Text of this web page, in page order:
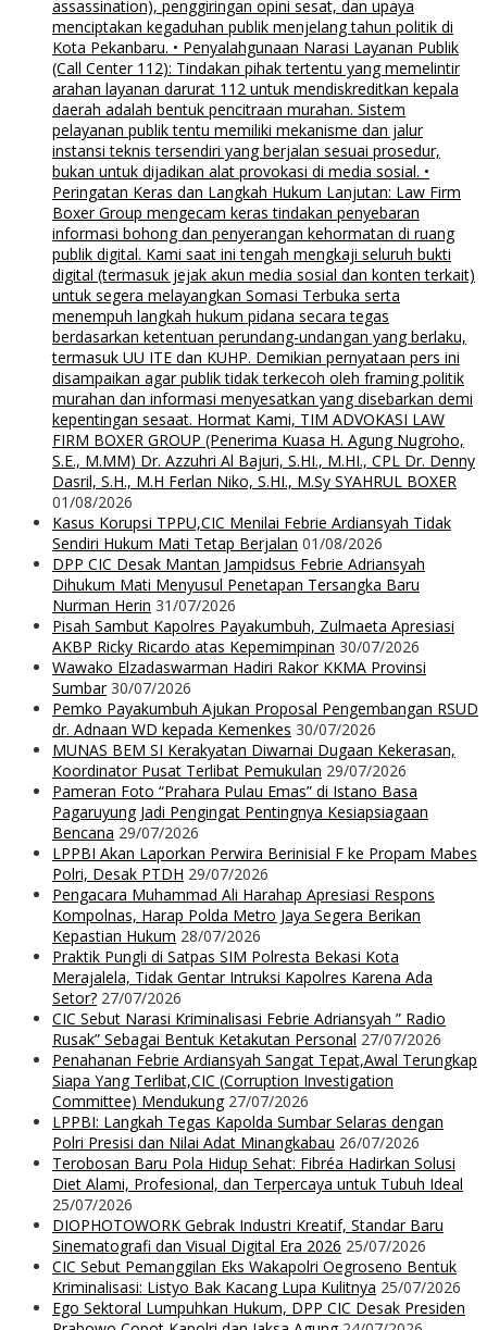
assassination), penggiringan opini sesat, dan upaya
menciptakan kegaduhan publik menjelang tahun politik di
Kota Pekanbaru. • Penyalahgunaan Narasi Layanan Publik
(Call Center 112): Tindakan pihak tertentu yang memelintir
arahan layanan darurat 112 untuk mendiskreditkan kepala
daerah adalah bentuk pencitraan murahan. Sistem
pelayanan publik tentu memiliki mekanisme dan jalur
instansi teknis tersendiri yang berjalan sesuai prosedur,
bukan untuk dijadikan alat provokasi di media sosial. •
Peringatan Keras dan Langkah Hukum Lanjutan: Law Firm
Boxer Group mengecam keras tindakan penyebaran
informasi bohong dan penyerangan kehormatan di ruang
publik digital. Kami saat ini tengah mengkaji seluruh bukti
digital (termasuk jejak akun media sosial dan konten terkait)
untuk segera melayangkan Somasi Terbuka serta
menempuh langkah hukum pidana secara tegas
berdasarkan ketentuan perundang-undangan yang berlaku,
termasuk UU ITE dan KUHP. Demikian pernyataan pers ini
disampaikan agar publik tidak terkecoh oleh framing politik
murahan dan informasi menyesatkan yang disebarkan demi
kepentingan sesaat. Hormat Kami, TIM ADVOKASI LAW
FIRM BOXER GROUP (Penerima Kuasa H. Agung Nugroho,
S.E., M.MM) Dr. Azzuhri Al Bajuri, S.HI., M.HI., CPL Dr. Denny
Dasril, S.H., M.H Ferlan Niko, S.HI., M.Sy SYAHRUL BOXER
01/08/2026
Kasus Korupsi TPPU,CIC Menilai Febrie Ardiansyah Tidak
Sendiri Hukum Mati Tetap Berjalan 01/08/2026
DPP CIC Desak Mantan Jampidsus Febrie Adriansyah
Dihukum Mati Menyusul Penetapan Tersangka Baru
Nurman Herin 31/07/2026
Pisah Sambut Kapolres Payakumbuh, Zulmaeta Apresiasi
AKBP Ricky Ricardo atas Kepemimpinan 30/07/2026
Wawako Elzadaswarman Hadiri Rakor KKMA Provinsi
Sumbar 30/07/2026
Pemko Payakumbuh Ajukan Proposal Pengembangan RSUD
dr. Adnaan WD kepada Kemenkes 30/07/2026
MUNAS BEM SI Kerakyatan Diwarnai Dugaan Kekerasan,
Koordinator Pusat Terlibat Pemukulan 29/07/2026
Pameran Foto “Prahara Pulau Emas” di Istano Basa
Pagaruyung Jadi Pengingat Pentingnya Kesiapsiagaan
Bencana 29/07/2026
LPPBI Akan Laporkan Perwira Berinisial F ke Propam Mabes
Polri, Desak PTDH 29/07/2026
Pengacara Muhammad Ali Harahap Apresiasi Respons
Kompolnas, Harap Polda Metro Jaya Segera Berikan
Kepastian Hukum 28/07/2026
Praktik Pungli di Satpas SIM Polresta Bekasi Kota
Merajalela, Tidak Gentar Intruksi Kapolres Karena Ada
Setor? 27/07/2026
CIC Sebut Narasi Kriminalisasi Febrie Adriansyah ” Radio
Rusak” Sebagai Bentuk Ketakutan Personal 27/07/2026
Penahanan Febrie Ardiansyah Sangat Tepat,Awal Terungkap
Siapa Yang Terlibat,CIC (Corruption Investigation
Committee) Mendukung 27/07/2026
LPPBI: Langkah Tegas Kapolda Sumbar Selaras dengan
Polri Presisi dan Nilai Adat Minangkabau 26/07/2026
Terobosan Baru Pola Hidup Sehat: Fibréa Hadirkan Solusi
Diet Alami, Profesional, dan Terpercaya untuk Tubuh Ideal
25/07/2026
DIOPHOTOWORK Gebrak Industri Kreatif, Standar Baru
Sinematografi dan Visual Digital Era 2026 25/07/2026
CIC Sebut Pemanggilan Eks Wakapolri Oegroseno Bentuk
Kriminalisasi: Listyo Bak Kacang Lupa Kulitnya 25/07/2026
Ego Sektoral Lumpuhkan Hukum, DPP CIC Desak Presiden